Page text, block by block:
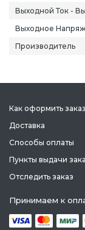
Выходной Ток -
Выходное
Производитель
Как оформить заказ
Доставка
Способы оплаты
Пункты выдачи
Отследить заказ
Принимаем к
Липецк
Магадан
Нальчик